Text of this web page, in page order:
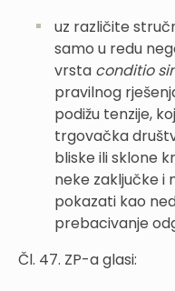
uz različite
samo u redu
vrsta conditio
pravilnog
podižu tenzije,
trgovačka
bliske ili sklone
neke zaključke i
pokazati kao
prebacivanje
Čl. 47. ZP-a glasi: